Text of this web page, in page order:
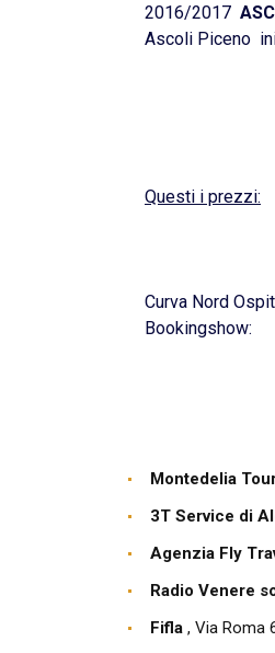
2016/2017
Ascoli Piceno
Questi i prezzi:
Curva Nord
Bookingshow:
Montedelia
3T Service di
Agenzia Fly
Radio Venere
Fifla , Via Roma